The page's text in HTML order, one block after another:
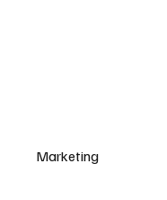
Marketing